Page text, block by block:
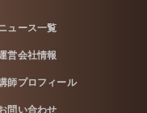
ュース一覧
営会社情報
師プロフィール
問い合わせ